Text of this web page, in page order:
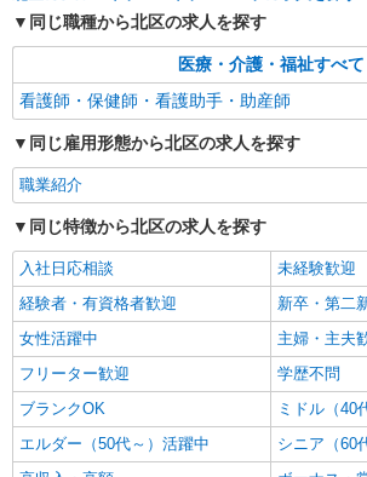
同じ職種から北区の求人を探す
医療・介護・福祉すべて
看護師・保健師・看護助手・助産師
同じ雇用形態から北区の求人を探す
職業紹介
同じ特徴から北区の求人を探す
入社日応相談
未経験歓迎
経験者・有資格者歓迎
新卒・第二
女性活躍中
主婦・主夫
フリーター歓迎
学歴不問
ブランクOK
ミドル（40
エルダー（50代～）活躍中
シニア（60